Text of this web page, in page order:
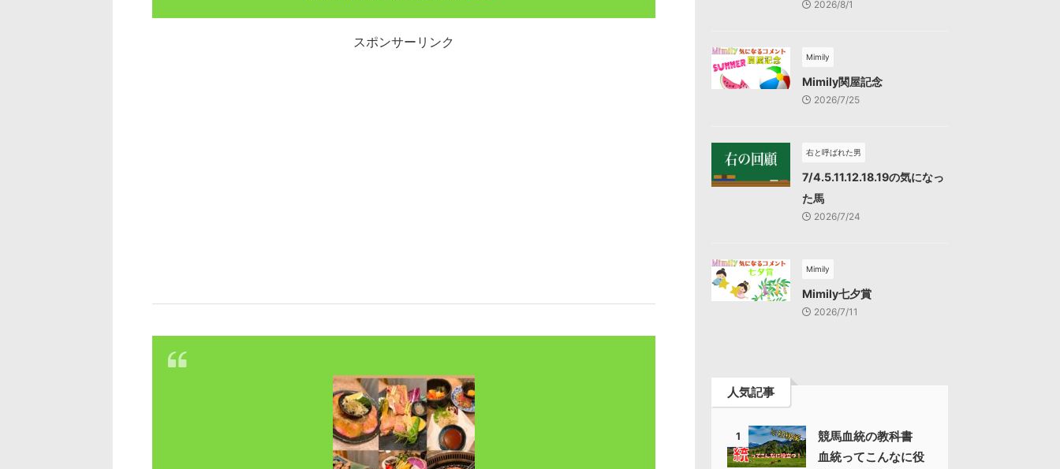
スポンサーリンク
2026/8/1
Mimily
Mimily関屋記念
2026/7/25
右と呼ばれた男
7/4.5.11.12.18.19の気になっ
た馬
2026/7/24
Mimily
Mimily七夕賞
2026/7/11
人気記事
1
競馬血統の教科書
血統ってこんなに役